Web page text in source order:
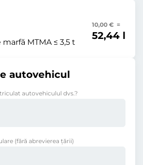
MTMA ≤ 3,5 t
10,00 € =
52,44 l
autovehicul
autovehiculul dvs.?
(fără abrevierea ţării)